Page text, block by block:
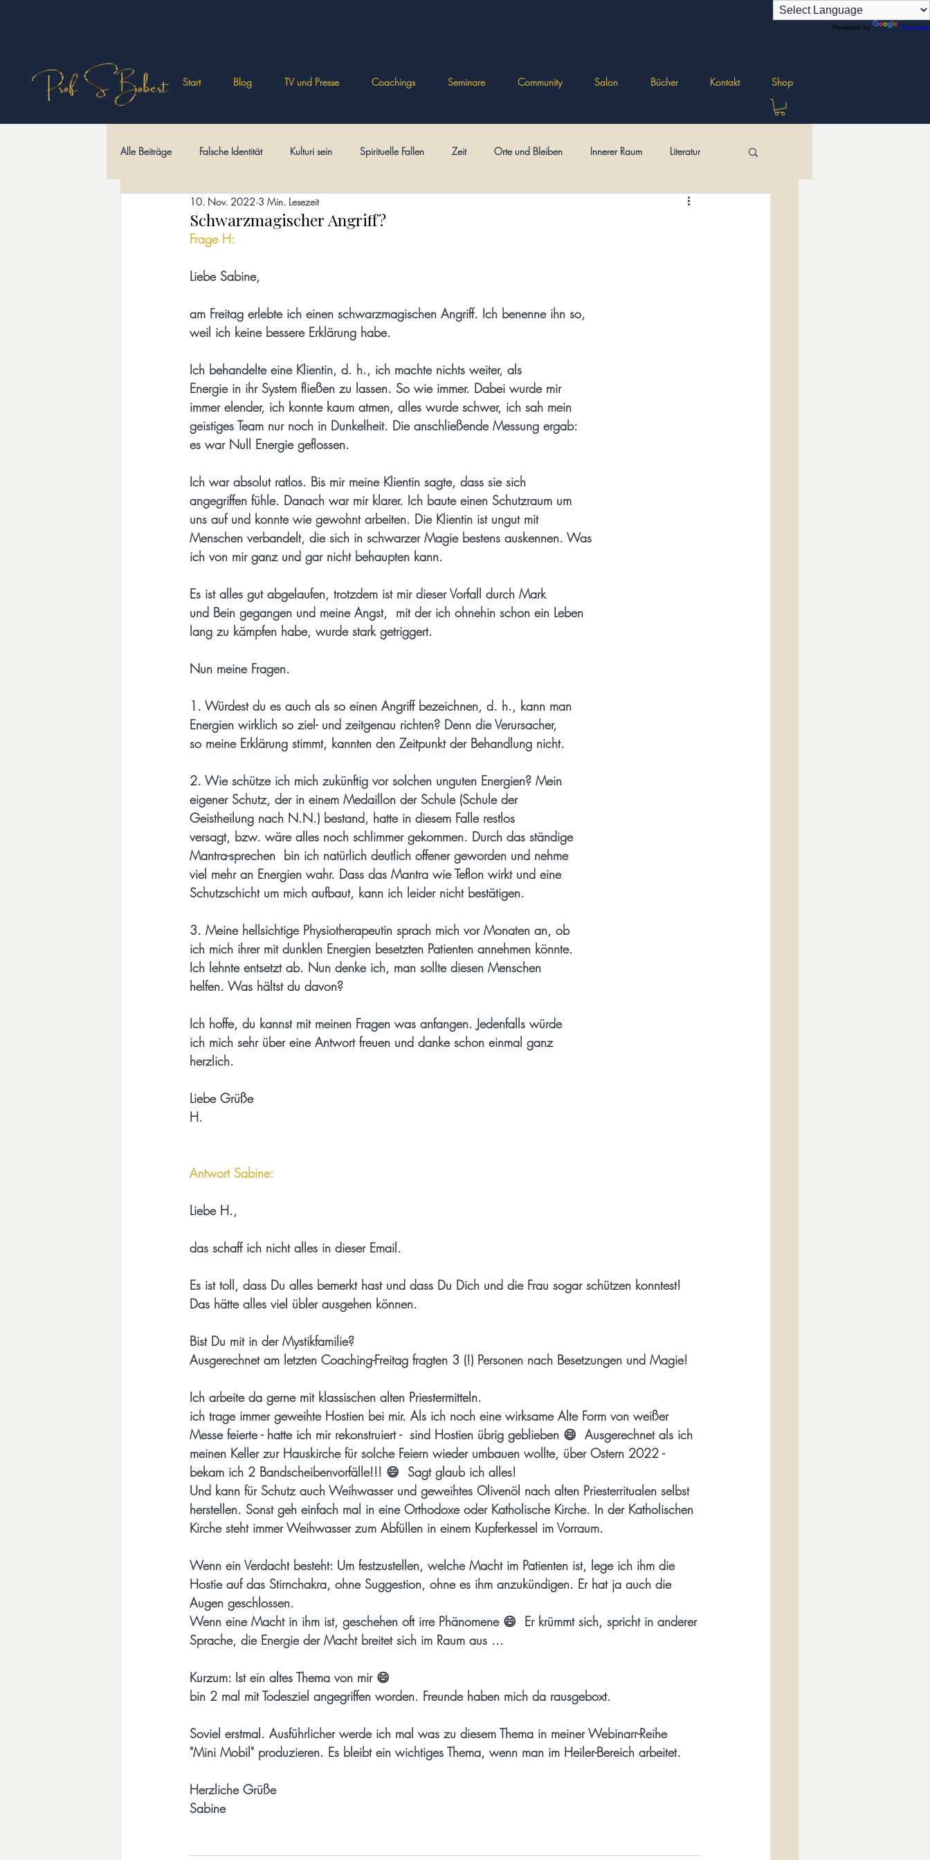
Powered by Translate
Start Blog TV und Presse Coachings Seminare Community Salon Bücher Kontakt Shop
Alle Beiträge Falsche Identität Kulturi sein Spirituelle Fallen Zeit Orte und Bleiben Innerer Raum Literatur
Philosophisches Wüstenväter Psychologien
Schwarzmagischer Angriff?
10. Nov. 2022 3 Min. Lesezeit
Frage H:
Liebe Sabine,
am Freitag erlebte ich einen schwarzmagischen Angriff. Ich benenne ihn so,
weil ich keine bessere Erklärung habe.
Ich behandelte eine Klientin, d. h., ich machte nichts weiter, als
Energie in ihr System fließen zu lassen. So wie immer. Dabei wurde mir
immer elender, ich konnte kaum atmen, alles wurde schwer, ich sah mein
geistiges Team nur noch in Dunkelheit. Die anschließende Messung ergab:
es war Null Energie geflossen.
Ich war absolut ratlos. Bis mir meine Klientin sagte, dass sie sich
angegriffen fühle. Danach war mir klarer. Ich baute einen Schutzraum um
uns auf und konnte wie gewohnt arbeiten. Die Klientin ist ungut mit
Menschen verbandelt, die sich in schwarzer Magie bestens auskennen. Was
ich von mir ganz und gar nicht behaupten kann.
Es ist alles gut abgelaufen, trotzdem ist mir dieser Vorfall durch Mark
und Bein gegangen und meine Angst,  mit der ich ohnehin schon ein Leben
lang zu kämpfen habe, wurde stark getriggert.
Nun meine Fragen.
1. Würdest du es auch als so einen Angriff bezeichnen, d. h., kann man
Energien wirklich so ziel- und zeitgenau richten? Denn die Verursacher,
so meine Erklärung stimmt, kannten den Zeitpunkt der Behandlung nicht.
2. Wie schütze ich mich zukünftig vor solchen unguten Energien? Mein
eigener Schutz, der in einem Medaillon der Schule (Schule der
Geistheilung nach N.N.) bestand, hatte in diesem Falle restlos
versagt, bzw. wäre alles noch schlimmer gekommen. Durch das ständige
Mantra-sprechen  bin ich natürlich deutlich offener geworden und nehme
viel mehr an Energien wahr. Dass das Mantra wie Teflon wirkt und eine
Schutzschicht um mich aufbaut, kann ich leider nicht bestätigen.
3. Meine hellsichtige Physiotherapeutin sprach mich vor Monaten an, ob
ich mich ihrer mit dunklen Energien besetzten Patienten annehmen könnte.
Ich lehnte entsetzt ab. Nun denke ich, man sollte diesen Menschen
helfen. Was hältst du davon?
Ich hoffe, du kannst mit meinen Fragen was anfangen. Jedenfalls würde
ich mich sehr über eine Antwort freuen und danke schon einmal ganz
herzlich.
Liebe Grüße
H.
Antwort Sabine:
Liebe H.,
das schaff ich nicht alles in dieser Email.
Es ist toll, dass Du alles bemerkt hast und dass Du Dich und die Frau sogar schützen konntest!
Das hätte alles viel übler ausgehen können.
Bist Du mit in der Mystikfamilie?
Ausgerechnet am letzten Coaching-Freitag fragten 3 (!) Personen nach Besetzungen und Magie!
Ich arbeite da gerne mit klassischen alten Priestermitteln.
ich trage immer geweihte Hostien bei mir. Als ich noch eine wirksame Alte Form von weißer
Messe feierte - hatte ich mir rekonstruiert -  sind Hostien übrig geblieben 😄  Ausgerechnet als ich
meinen Keller zur Hauskirche für solche Feiern wieder umbauen wollte, über Ostern 2022 -
bekam ich 2 Bandscheibenvorfälle!!! 😄  Sagt glaub ich alles!
Und kann für Schutz auch Weihwasser und geweihtes Olivenöl nach alten Priesterritualen selbst
herstellen. Sonst geh einfach mal in eine Orthodoxe oder Katholische Kirche. In der Katholischen
Kirche steht immer Weihwasser zum Abfüllen in einem Kupferkessel im Vorraum.
Wenn ein Verdacht besteht: Um festzustellen, welche Macht im Patienten ist, lege ich ihm die
Hostie auf das Stirnchakra, ohne Suggestion, ohne es ihm anzukündigen. Er hat ja auch die
Augen geschlossen.
Wenn eine Macht in ihm ist, geschehen oft irre Phänomene 😄  Er krümmt sich, spricht in anderer
Sprache, die Energie der Macht breitet sich im Raum aus ...
Kurzum: Ist ein altes Thema von mir 😄
bin 2 mal mit Todesziel angegriffen worden. Freunde haben mich da rausgeboxt.
Soviel erstmal. Ausführlicher werde ich mal was zu diesem Thema in meiner Webinarr-Reihe
"Mini Mobil" produzieren. Es bleibt ein wichtiges Thema, wenn man im Heiler-Bereich arbeitet.
Herzliche Grüße
Sabine